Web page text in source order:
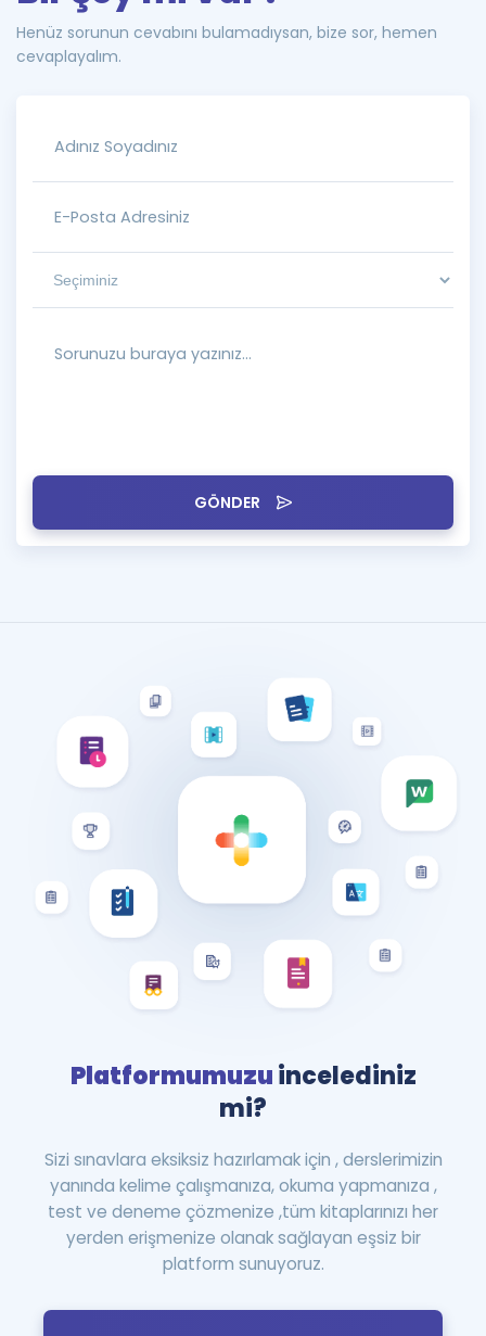
GÖNDER
Henüz sorunun cevabını bulamadıysan, bize sor, hemen
cevaplayalım.
Platformumuzuincelediniz
mi?
Sizi sınavlara eksiksiz hazırlamak için , derslerimizin
yanında kelime çalışmanıza, okuma yapmanıza ,
test ve deneme çözmenize ,tüm kitaplarınızı her
yerden erişmenize olanak sağlayan eşsiz bir
platform sunuyoruz.